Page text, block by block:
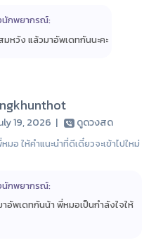
กพยากรณ์:
หวัง แล้วมาอัพเดทกันนะคะ
19, 2026 | ดูดวงสด
อ ให้คำแนะนำที่ดีเดี๋ยวจะเข้าไปใหม่
กพยากรณ์:
าอัพเดทกันน้า พี่หมอเป็นกำลังใจให้